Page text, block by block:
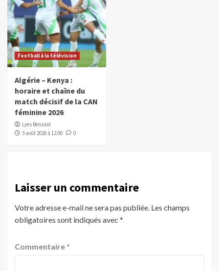
Football à la télévision
Algérie – Kenya :
horaire et chaîne du
match décisif de la CAN
féminine 2026
Lyes Bensaïd
3 août 2026 à 12:00
0
Laisser un commentaire
Votre adresse e-mail ne sera pas publiée. Les champs
obligatoires sont indiqués avec *
Commentaire *